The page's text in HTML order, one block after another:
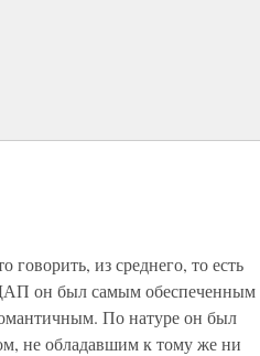
из среднего, то есть
он был самым обеспеченным
По натуре он был
не обладавшим к тому же ни